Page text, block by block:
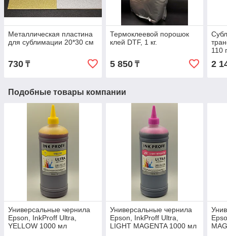
Металлическая пластина
для сублимации 20*30 см
730 ₸
Термоклеевой порошок
клей DTF, 1 кг.
5 850₸
110
2
Подобные товары компании
Универсальные чернила
Epson, InkProff Ultra,
YELLOW 1000 мл
Универсальные чернила
Epson, InkProff Ultra,
LIGHT MAGENTA 1000 мл